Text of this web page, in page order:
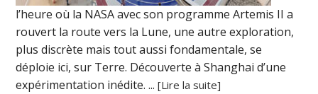
l’heure où la NASA avec son programme Artemis II a
rouvert la route vers la Lune, une autre exploration,
plus discrète mais tout aussi fondamentale, se
déploie ici, sur Terre. Découverte à Shanghai d’une
expérimentation inédite. ...[Lire la suite]